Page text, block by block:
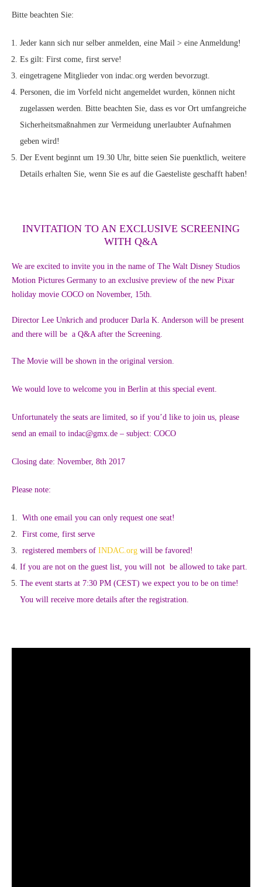
Bitte beachten Sie:
Jeder kann sich nur selber anmelden, eine Mail > eine Anmeldung!
Es gilt: First come, first serve!
eingetragene Mitglieder von indac.org werden bevorzugt.
Personen, die im Vorfeld nicht angemeldet wurden, können nicht
zugelassen werden. Bitte beachten Sie, dass es vor Ort umfangreiche
Sicherheitsmaßnahmen zur Vermeidung unerlaubter Aufnahmen
geben wird!
Der Event beginnt um 19.30 Uhr, bitte seien Sie puenktlich, weitere
Details erhalten Sie, wenn Sie es auf die Gaesteliste geschafft haben!
INVITATION TO AN EXCLUSIVE SCREENING
WITH Q&A
We are excited to invite you in the name of The Walt Disney Studios
Motion Pictures Germany to an exclusive preview of the new Pixar
holiday movie COCO on November, 15th.
Director Lee Unkrich and producer Darla K. Anderson will be present
and there will be a Q&A after the Screening.
The Movie will be shown in the original version.
We would love to welcome you in Berlin at this special event.
Unfortunately the seats are limited, so if you’d like to join us, please
send an email to indac@gmx.de – subject: COCO
Closing date: November, 8th 2017
Please note:
With one email you can only request one seat!
First come, first serve
registered members of INDAC.org will be favored!
If you are not on the guest list, you will not be allowed to take part.
The event starts at 7:30 PM (CEST) we expect you to be on time!
You will receive more details after the registration.